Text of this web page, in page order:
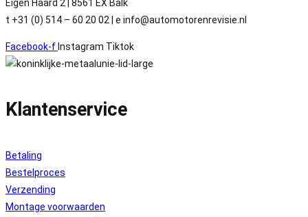
Eigen Haard 2 | 8561 EX Balk
t +31 (0) 514 – 60 20 02 | e info@automotorenrevisie.nl
Facebook-f Instagram Tiktok
Klantenservice
Betaling
Bestelproces
Verzending
Montage voorwaarden